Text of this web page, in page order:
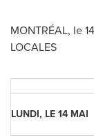
MONTRÉAL, le
LOCALES
LUNDI, LE 14 MAI